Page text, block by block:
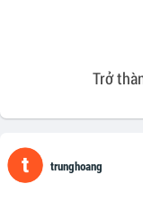
Trở
trunghoang